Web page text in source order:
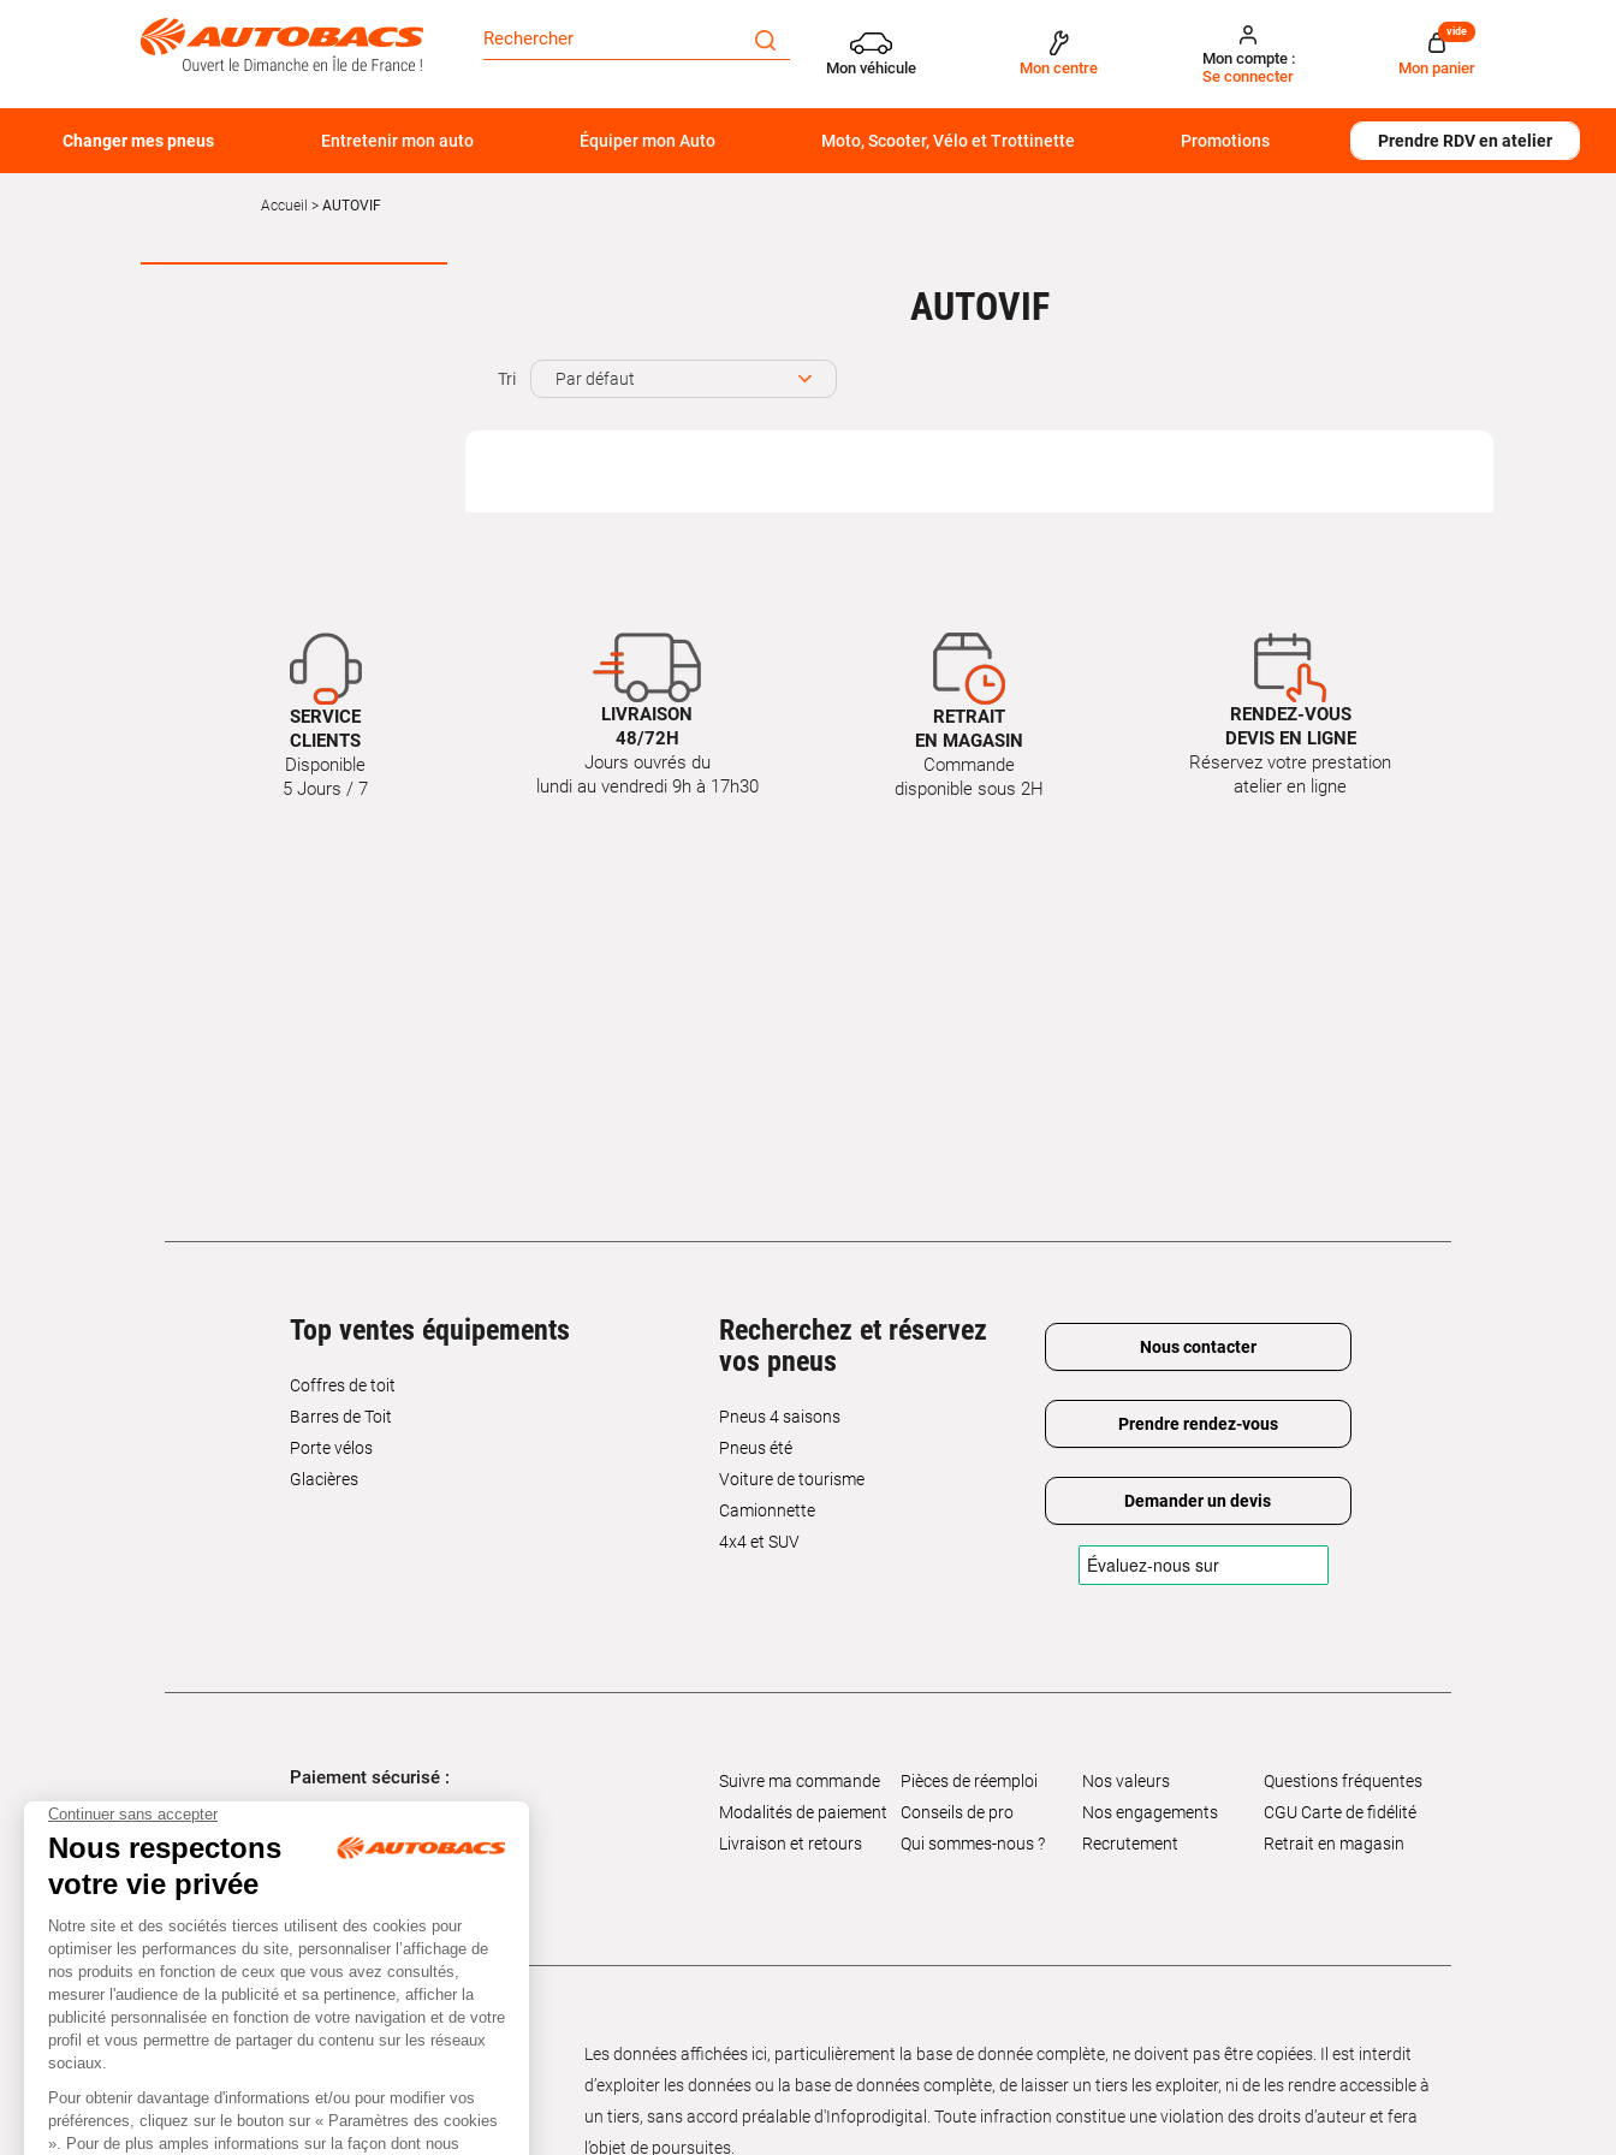
Mon véhicule Mon centre
Mon compte :
Se connecter
Mon panier
vide
Changer mes pneus Entretenir mon auto Équiper mon Auto Moto, Scooter, Vélo et Trottinette Promotions Prendre RDV en atelier
Accueil AUTOVIF
AUTOVIF
Tri Par défaut
SERVICE
CLIENTS
Disponible
5 Jours / 7
LIVRAISON
48/72H
Jours ouvrés du
lundi au vendredi 9h à 17h30
RETRAIT
EN MAGASIN
Commande
disponible sous 2H
RENDEZ-VOUS
DEVIS EN LIGNE
Réservez votre prestation
atelier en ligne
Top ventes équipements
Coffres de toit
Barres de Toit
Porte vélos
Glacières
Recherchez et réservez
vos pneus
Pneus 4 saisons
Pneus été
Voiture de tourisme
Camionnette
4x4 et SUV
Nous contacter
Prendre rendez-vous
Demander un devis
Paiement sécurisé :
Suivre ma commande
Modalités de paiement
Livraison et retours
Pièces de réemploi
Conseils de pro
Qui sommes-nous ?
Nos valeurs
Nos engagements
Recrutement
Questions fréquentes
CGU Carte de fidélité
Retrait en magasin
Les données affichées ici, particulièrement la base de donnée complète, ne doivent pas être copiées. Il est interdit
d’exploiter les données ou la base de données complète, de laisser un tiers les exploiter, ni de les rendre accessible à
un tiers, sans accord préalable d'Infoprodigital. Toute infraction constitue une violation des droits d’auteur et fera
l’objet de poursuites.